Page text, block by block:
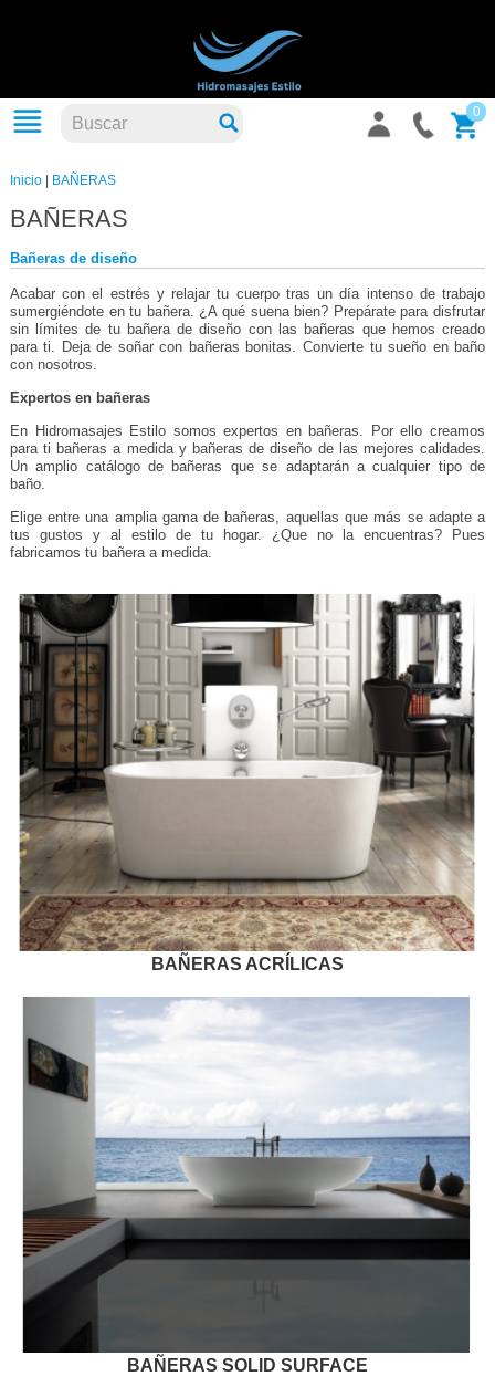
0
Inicio| BAÑERAS
BAÑERAS
Bañeras de diseño
Acabar con el estrés y relajar tu cuerpo tras un día intenso de trabajo
sumergiéndote en tu bañera. ¿A qué suena bien? Prepárate para disfrutar
sin límites de tu bañera de diseño con las bañeras que hemos creado
para ti. Deja de soñar con bañeras bonitas. Convierte tu sueño en baño
con nosotros.
Expertos en bañeras
En Hidromasajes Estilo somos expertos en bañeras. Por ello creamos
para ti bañeras a medida y bañeras de diseño de las mejores calidades.
Un amplio catálogo de bañeras que se adaptarán a cualquier tipo de
baño.
Elige entre una amplia gama de bañeras, aquellas que más se adapte a
tus gustos y al estilo de tu hogar. ¿Que no la encuentras? Pues
fabricamos tu bañera a medida.
BAÑERAS ACRÍLICAS
BAÑERAS SOLID SURFACE